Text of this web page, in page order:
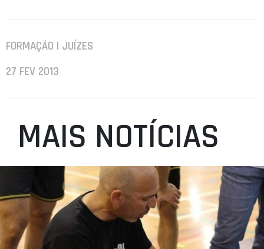
FORMAÇÃO | JUÍZES
27 FEV 2013
MAIS NOTÍCIAS